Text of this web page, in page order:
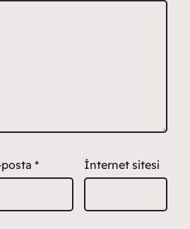
posta * İnternet sitesi